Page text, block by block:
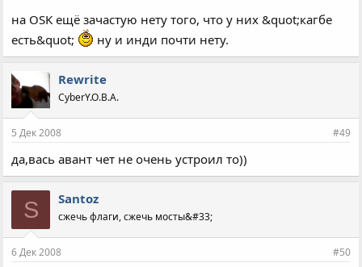
на OSK ещё зачастую нету того, что у них &quot;кагбе
есть&quot;
ну и инди почти нету.
Rewrite
CyberY.O.B.A.
5 Дек 2008 #49
да,вась авант чет не очень устроил то))
S Santoz
сжечь флаги, сжечь мосты&#33;
6 Дек 2008 #50